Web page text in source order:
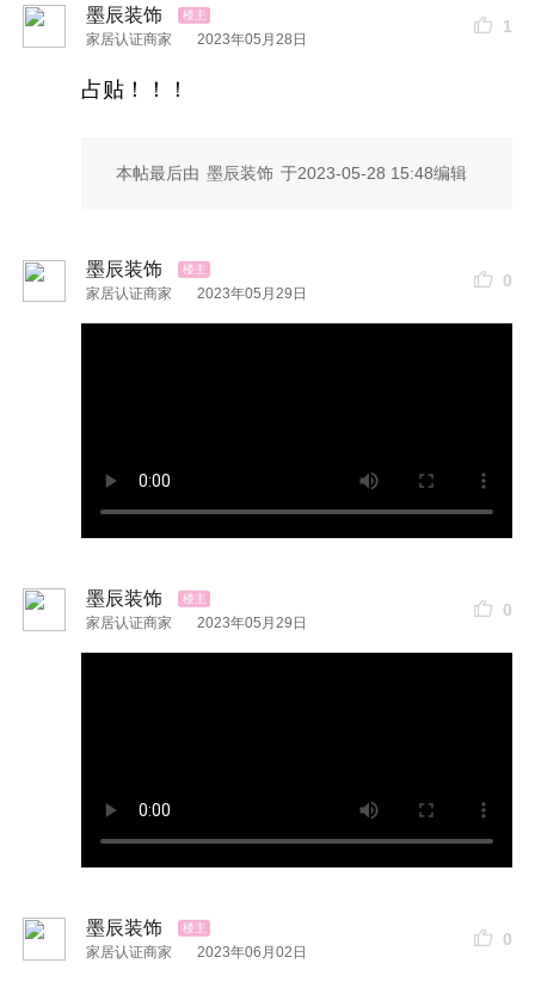
1.工地管家制度
为每位业主高薪聘请监理，工地监管更强
便
3.工地每日播报
水电泥木瓦油对应的施工材料，一进场就拍照交
1.独立客服中心
墨辰装饰
家居认证商家 2023年05月28日
1
占贴！！！
本帖最后由 墨辰装饰 于2023-05-28 15:48编辑
墨辰装饰
家居认证商家 2023年05月29日
0
墨辰装饰
家居认证商家 2023年05月29日
0
墨辰装饰
家居认证商家 2023年06月02日
0